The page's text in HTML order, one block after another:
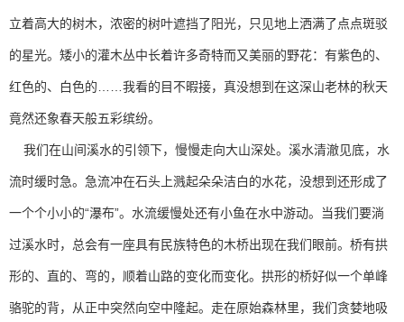
立着高大的树木，浓密的树叶遮挡了阳光，只见地上洒满了点点斑驳
的星光。矮小的灌木丛中长着许多奇特而又美丽的野花：有紫色的、
红色的、白色的……我看的目不暇接，真没想到在这深山老林的秋天
竟然还象春天般五彩缤纷。
我们在山间溪水的引领下，慢慢走向大山深处。溪水清澈见底，水
流时缓时急。急流冲在石头上溅起朵朵洁白的水花，没想到还形成了
一个个小小的“瀑布”。水流缓慢处还有小鱼在水中游动。当我们要淌
过溪水时，总会有一座具有民族特色的木桥出现在我们眼前。桥有拱
形的、直的、弯的，顺着山路的变化而变化。拱形的桥好似一个单峰
骆驼的背，从正中突然向空中隆起。走在原始森林里，我们贪婪地吸